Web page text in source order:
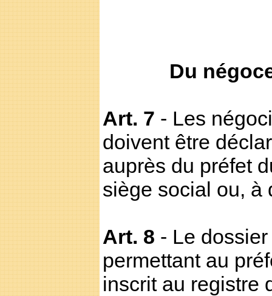
Du
Art. 7 - Les
doivent être
auprès du préfet
siège social ou, à
Art. 8 - Le
permettant au
inscrit au registre